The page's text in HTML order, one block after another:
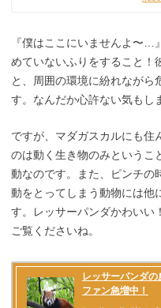
『僕はここにいませんよ〜…
めていないふりをすること！
と、周囲の環境に紛れながら
す。なんだか心許ない気もし
ですが、マダガスカルにも住
のは動く生き物のみというこ
動なのです。また、ピンチの
動をとってしまう動物には他
す。レッサーパンダかわいい
ご覧くださいね。